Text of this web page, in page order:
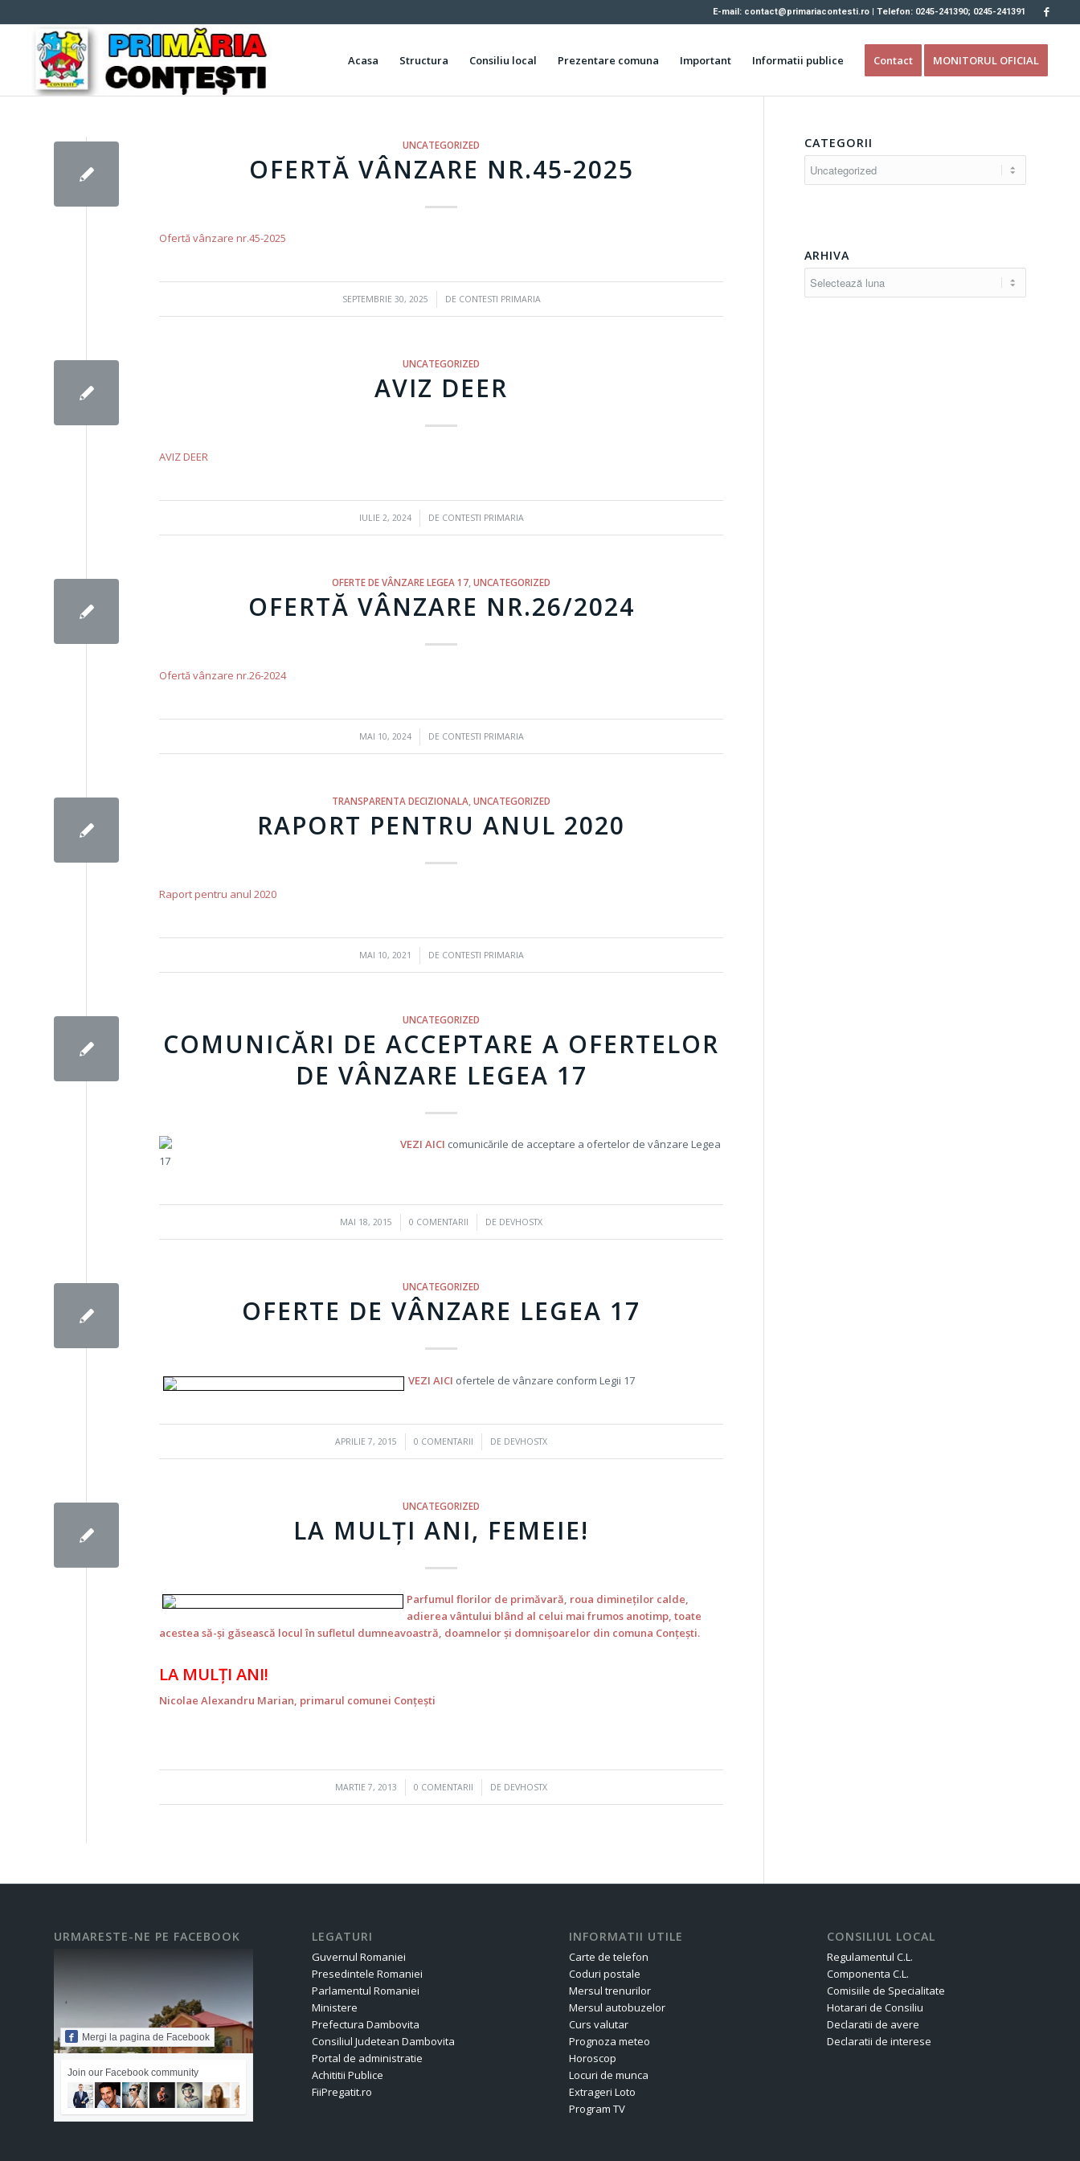
E-mail: contact@primariacontesti.ro | Telefon: 0245-241390; 0245-241391
Acasa Structura Consiliu local Prezentare comuna Important Informatii publice Contact MONITORUL OFICIAL
UNCATEGORIZED
OFERTĂ VÂNZARE NR.45-2025
Ofertă vânzare nr.45-2025
SEPTEMBRIE 30, 2025
/ DE CONTESTI PRIMARIA
UNCATEGORIZED
AVIZ DEER
AVIZ DEER
IULIE 2, 2024
/ DE CONTESTI PRIMARIA
OFERTE DE VÂNZARE LEGEA 17 ,UNCATEGORIZED
OFERTĂ VÂNZARE NR.26/2024
Ofertă vânzare nr.26-2024
MAI 10, 2024
/ DE CONTESTI PRIMARIA
TRANSPARENTA DECIZIONALA,UNCATEGORIZED
RAPORT PENTRU ANUL 2020
Raport pentru anul 2020
MAI 10, 2021
/ DE CONTESTI PRIMARIA
UNCATEGORIZED
COMUNICĂRI DE ACCEPTARE A OFERTELOR
DE VÂNZARE LEGEA 17
VEZI AICI comunicările de acceptare a ofertelor de vânzare Legea
17
MAI 18, 2015
/ 0 COMENTARII
/ DE DEVHOSTX
UNCATEGORIZED
OFERTE DE VÂNZARE LEGEA 17
VEZI AICI ofertele de vânzare conform Legii 17
APRILIE 7, 2015
/ 0 COMENTARII
/ DE DEVHOSTX
UNCATEGORIZED
LA MULŢI ANI, FEMEIE!
Parfumul florilor de primăvară, roua dimineţilor calde,
adierea vântului blând al celui mai frumos anotimp, toate
acestea să-şi găsească locul în sufletul dumneavoastră, doamnelor şi domnişoarelor din comuna Conţeşti.
LA MULŢI ANI!
Nicolae Alexandru Marian, primarul comunei Conţeşti
MARTIE 7, 2013
/ 0 COMENTARII
/ DE DEVHOSTX
CATEGORII
ARHIVA
URMARESTE-NE PE FACEBOOK
Mergi la pagina de Facebook
Join our Facebook community
LEGATURI
Guvernul Romaniei
Presedintele Romaniei
Parlamentul Romaniei
Ministere
Prefectura Dambovita
Consiliul Judetean Dambovita
Portal de administratie
Achititii Publice
FiiPregatit.ro
INFORMATII UTILE
Carte de telefon
Coduri postale
Mersul trenurilor
Mersul autobuzelor
Curs valutar
Prognoza meteo
Horoscop
Locuri de munca
Extrageri Loto
Program TV
CONSILIUL LOCAL
Regulamentul C.L.
Componenta C.L.
Comisiile de Specialitate
Hotarari de Consiliu
Declaratii de avere
Declaratii de interese